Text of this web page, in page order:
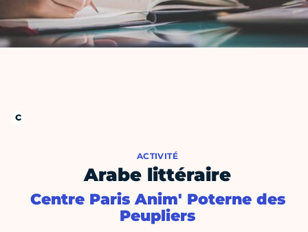
ACTIVITÉ
Arabe littéraire
Centre Paris Anim' Poterne des
Peupliers